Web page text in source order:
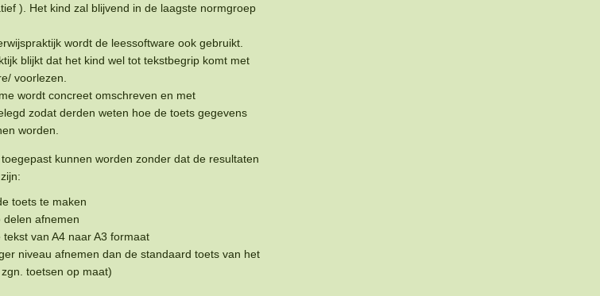
). Het kind zal blijvend in de laagste normgroep
wordt de leessoftware ook gebruikt.
blijkt dat het kind wel tot tekstbegrip komt met
voorlezen.
wordt concreet omschreven en met
zodat derden weten hoe de toets gegevens
worden.
kunnen worden zonder dat de resultaten
toets te maken
afnemen
van A4 naar A3 formaat
niveau afnemen dan de standaard toets van het
toetsen op maat)